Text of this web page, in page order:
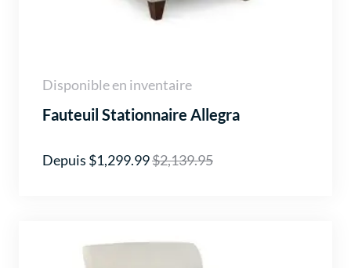
Disponible en inventaire
Fauteuil Stationnaire Allegra
Depuis $1,299.99$2,139.95